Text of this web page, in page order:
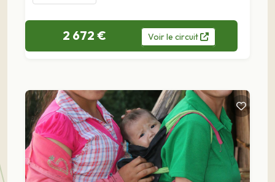
2 672 € Voirle circuit